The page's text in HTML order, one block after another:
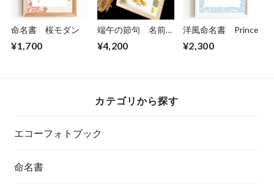
命名書 桜モダン
¥1,700
端午の節句 名前立
¥4,200
洋風命名書 Prince
¥2,300
カテゴリから探す
エコーフォトブック
命名書